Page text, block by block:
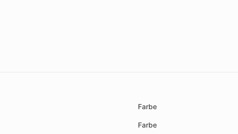
Farbe
Farbe